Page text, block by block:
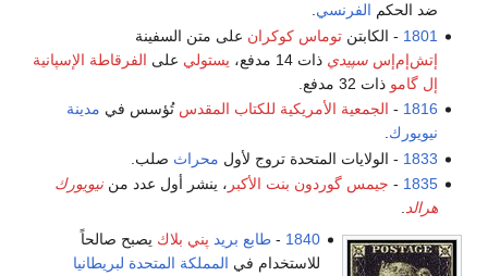
ضد الحكم الفرنسي.
1801 - الكابتنتوماس كوكران على متن السفينة
إتش‌إم‌إسسپيدي ذات 14 مدفع، يستولي على الفرقاطة الإسپانية
إل گامو ذات 32 مدفع.
1816
- الجمعية الأمريكية للكتاب المقدس تُؤسس في مدينة
نيويورك.
1833 - الولايات المتحدة تروج لأول محراث صلب.
1835
- جيمس گوردون بنت الأكبر ، ينشر أول عدد مننيويورك
هرالد
1840
- طابع بريد پني بلاك يصبح صالحاً
للاستخدام في المملكة المتحدة لبريطانيا